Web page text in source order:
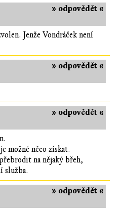
» odpovědět «
Jenže Vondráček není
» odpovědět «
» odpovědět «
možné něco získat.
na nějaký břeh,
služba.
» odpovědět «